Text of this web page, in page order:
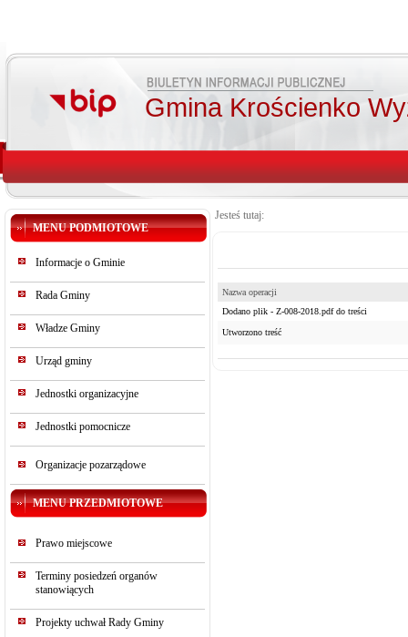
Gmina Krościenko
MENU PODMIOTOWE
Informacje o Gminie
Rada Gminy
Władze Gminy
Urząd gminy
Jednostki organizacyjne
Jednostki pomocnicze
Organizacje pozarządowe
MENU PRZEDMIOTOWE
Prawo miejscowe
Terminy posiedzeń organów
stanowiących
Projekty uchwał Rady Gminy
Jesteś tutaj:
Nazwa operacji
Dodano plik - Z-008-2018.pdf do treści
Utworzono treść